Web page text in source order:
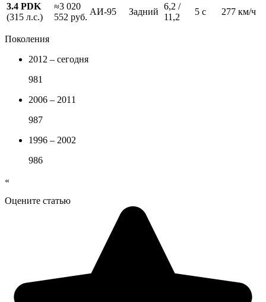
3.4 PDK
(315 л.с.)
≈3 020
552 руб.
АИ-95 Задний
6,2 /
11,2
5 с 277 км/ч
Поколения
2012 – сегодня
981
2006 – 2011
987
1996 – 2002
986
«
Оцените статью